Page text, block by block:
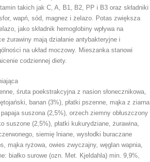
takich jak C, A, B1, B2, PP i B3 oraz składniki
wapń, sód, magnez i żelazo. Potas zwiększa
jako składnik hemoglobiny wpływa na
żurawiny mają działanie antybakteryjne i
na układ moczowy. Mieszanka stanowi
codziennej diety.
śruta poekstrakcyjna z nasion słonecznikowa,
banan (3%), płatki pszenne, mąka z ziarna
suszona (2,5%), orzech ziemny obłuszczony
suszone (2,5%), płatki kukurydziane, żurawina,
siemię lniane, wysłodki buraczane
mąka ryżowa, owies zwyczajny, węglan wapnia,
białko surowe (ozn. Met. Kjeldahla) min. 9,9%,